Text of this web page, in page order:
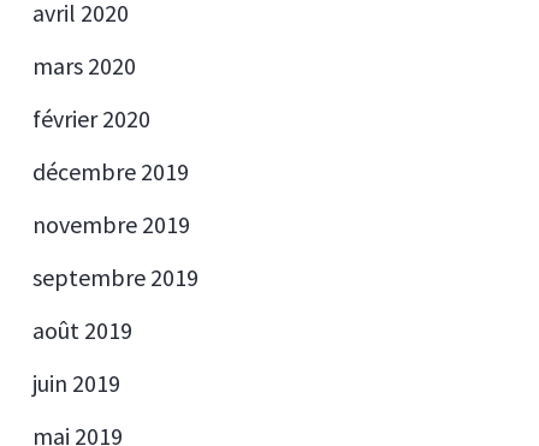
avril 2020
mars 2020
février 2020
décembre 2019
novembre 2019
septembre 2019
août 2019
juin 2019
mai 2019